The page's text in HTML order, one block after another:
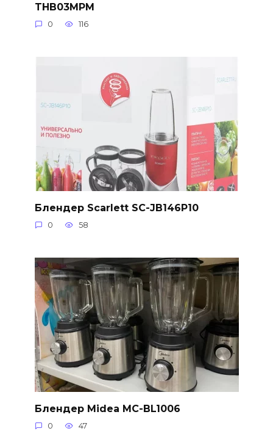
THB03MPM
0 116
Блендер Scarlett SC-JB146P10
0 58
Блендер Midea MC-BL1006
0 47